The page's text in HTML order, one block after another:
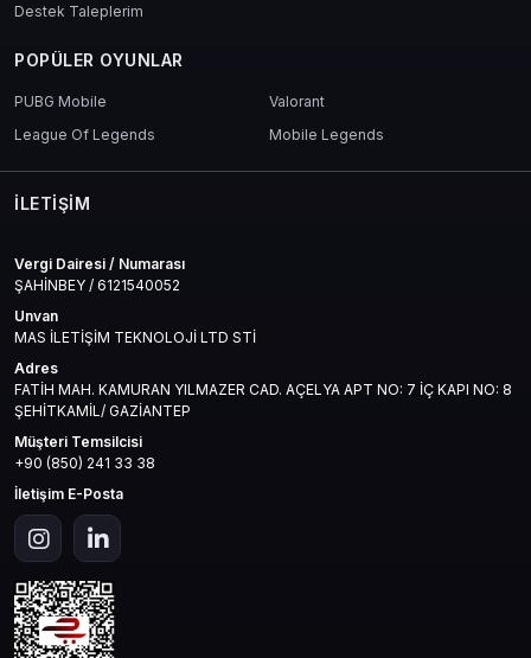
Destek Taleplerim
POPÜLER OYUNLAR
PUBG Mobile
Valorant
League Of Legends
Mobile Legends
İLETIŞIM
Vergi Dairesi / Numarası
ŞAHİNBEY / 6121540052
Unvan
MAS İLETİŞİM TEKNOLOJİ LTD STİ
Adres
FATİH MAH. KAMURAN YILMAZER CAD. AÇELYA APT NO: 7 İÇ KAPI NO: 8
ŞEHİTKAMİL/ GAZİANTEP
Müşteri Temsilcisi
+90 (850) 241 33 38
İletişim E-Posta